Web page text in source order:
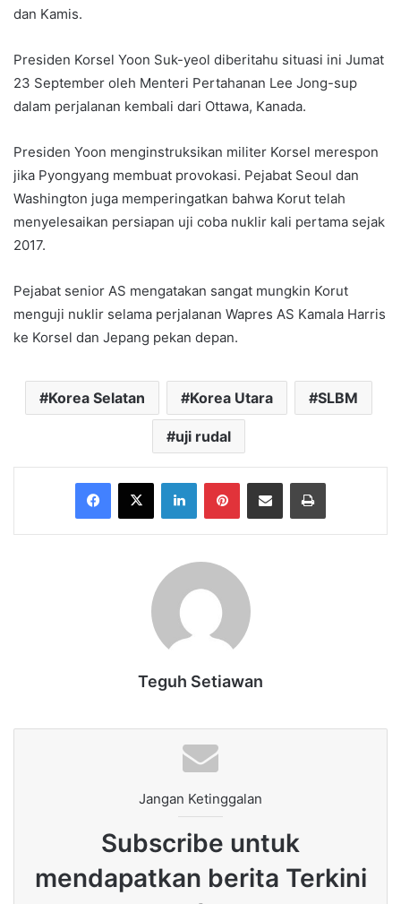
dan Kamis.
Presiden Korsel Yoon Suk-yeol diberitahu situasi ini Jumat
23 September oleh Menteri Pertahanan Lee Jong-sup
dalam perjalanan kembali dari Ottawa, Kanada.
Presiden Yoon menginstruksikan militer Korsel merespon
jika Pyongyang membuat provokasi. Pejabat Seoul dan
Washington juga memperingatkan bahwa Korut telah
menyelesaikan persiapan uji coba nuklir kali pertama sejak
2017.
Pejabat senior AS mengatakan sangat mungkin Korut
menguji nuklir selama perjalanan Wapres AS Kamala Harris
ke Korsel dan Jepang pekan depan.
Korea Selatan Korea Utara SLBM
uji rudal
Facebook
X LinkedInPinterestShare via Email Print
Teguh Setiawan
Jangan Ketinggalan
Subscribe untuk
mendapatkan berita Terkini